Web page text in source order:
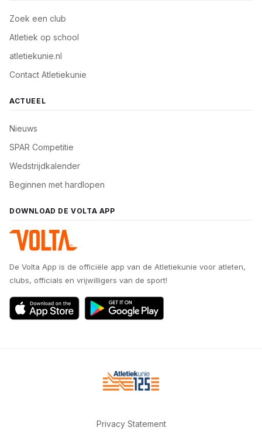
Zoek een club
Atletiek op school
atletiekunie.nl
Contact Atletiekunie
ACTUEEL
Nieuws
SPAR Competitie
Wedstrijdkalender
Beginnen met hardlopen
DOWNLOAD DE VOLTA APP
De Volta App is de officiële app van de Atletiekunie voor atleten,
clubs, officials en vrijwilligers van de sport!
Privacy Statement